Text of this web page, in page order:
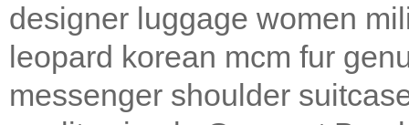
designer luggage women
leopard korean mcm fur
messenger shoulder